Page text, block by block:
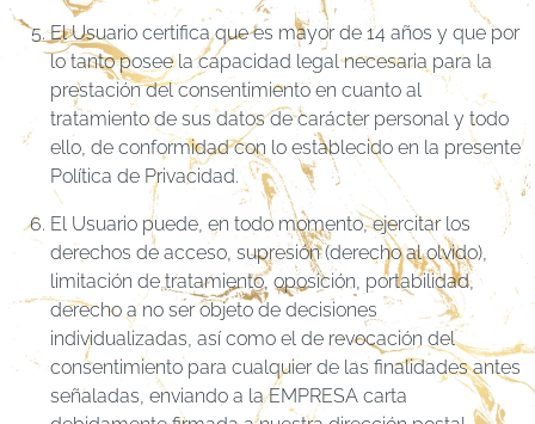
El Usuario certifica que es mayor de 14 años y que por
lo tanto posee la capacidad legal necesaria para la
prestación del consentimiento en cuanto al
tratamiento de sus datos de carácter personal y todo
ello, de conformidad con lo establecido en la presente
Política de Privacidad.
El Usuario puede, en todo momento, ejercitar los
derechos de acceso, supresión (derecho al olvido),
limitación de tratamiento, oposición, portabilidad,
derecho a no ser objeto de decisiones
individualizadas, así como el de revocación del
consentimiento para cualquier de las finalidades antes
señaladas, enviando a la EMPRESA carta